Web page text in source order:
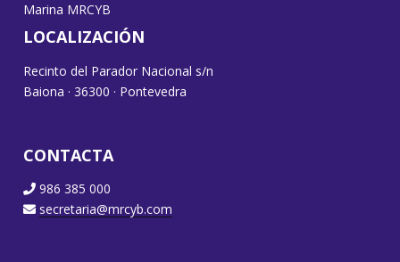
Marina MRCYB
LOCALIZACIÓN
Recinto del Parador Nacional s/n
Baiona · 36300 · Pontevedra
CONTACTA
986 385 000
secretaria@mrcyb.com